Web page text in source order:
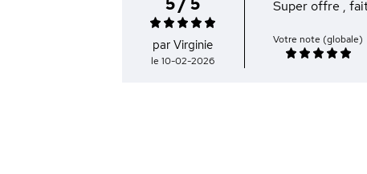
par Virginie
le 10-02-2026
Super offre ,
Votre note (globale)